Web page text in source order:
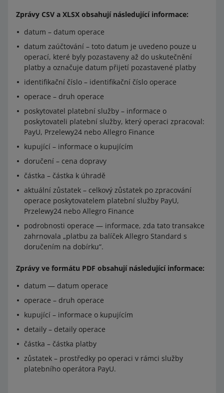
Zprávy CSV a XLSX obsahují následující informace:
datum – datum operace
datum zaúčtování – toto datum je uvedeno pouze u
operací, které byly pozastaveny až do uskutečnění
platby a označuje datum přijetí pozastavené platby
identifikační číslo – identifikační číslo operace
operace – druh operace
poskytovatel platební služby – informace o
poskytovateli platební služby, který operaci zpracoval:
PayU, Przelewy24 nebo Allegro Finance
kupující – informace o kupujícím
doručení – cena dopravy
částka – částka k úhradě
aktuální zůstatek – celkový zůstatek po zpracování
operace poskytovatelem platební služby PayU,
Przelewy24 nebo Allegro Finance
podrobnosti operace — informace, zda tato transakce
zahrnovala „platbu za balíček Allegro Standard s
doručením na dobírku“.
Zprávy ve formátu PDF obsahují následující informace:
datum — datum operace
operace – druh operace
kupující – informace o kupujícím
detaily – detaily operace
částka – částka platby
zůstatek – prostředky po operaci v rámci služby
platebního operátora PayU.